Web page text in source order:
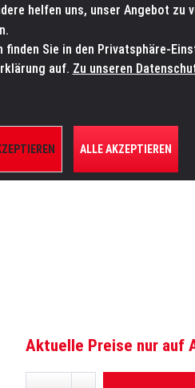
SERVICE-
ÜBER UNS
Aktuelle Preise nur auf
helfen uns, unser Angebot zu
Sie in den Privatsphäre-
auf. Zu unseren
ALLE AKZEPTIEREN